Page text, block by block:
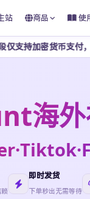
站 商品 使
为避免影响正常下
海
即时发货
下单秒出无需等待